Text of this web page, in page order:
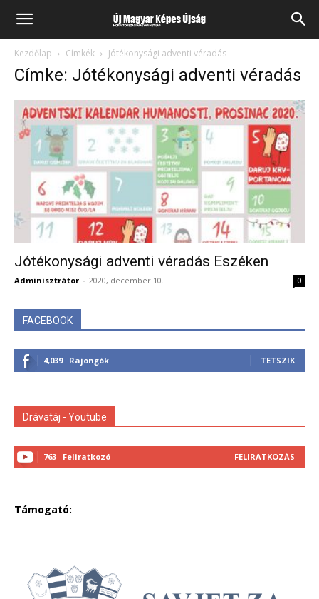
Kezdőlap Címkék Jótékonysági adventi véradás
Címke: Jótékonysági adventi véradás
Jótékonysági adventi véradás Eszéken
Adminisztrátor - 2020, december 10. 0
FACEBOOK
4,039 Rajongók TETSZIK
Drávatáj - Youtube
763 Feliratkozó FELIRATKOZÁS
Támogató: